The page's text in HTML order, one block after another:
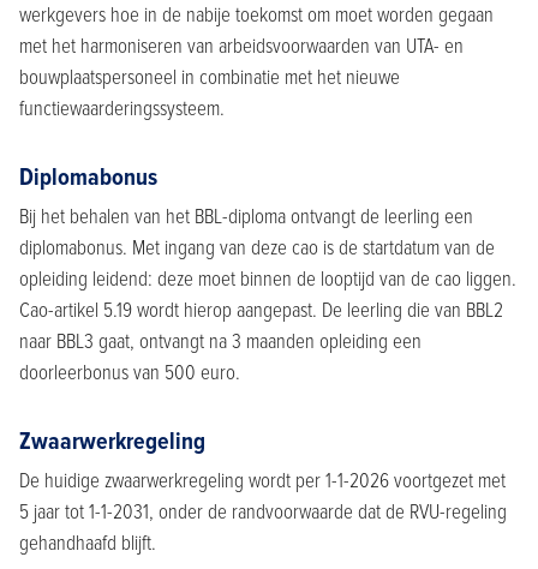
werkgevers hoe in de nabije toekomst om moet worden gegaan
met het harmoniseren van arbeidsvoorwaarden van UTA- en
bouwplaatspersoneel in combinatie met het nieuwe
functiewaarderingssysteem.
Diplomabonus
Bij het behalen van het BBL-diploma ontvangt de leerling een
diplomabonus. Met ingang van deze cao is de startdatum van de
opleiding leidend: deze moet binnen de looptijd van de cao liggen.
Cao-artikel 5.19 wordt hierop aangepast. De leerling die van BBL2
naar BBL3 gaat, ontvangt na 3 maanden opleiding een
doorleerbonus van 500 euro.
Zwaarwerkregeling
De huidige zwaarwerkregeling wordt per 1-1-2026 voortgezet met
5 jaar tot 1-1-2031, onder de randvoorwaarde dat de RVU-regeling
gehandhaafd blijft.